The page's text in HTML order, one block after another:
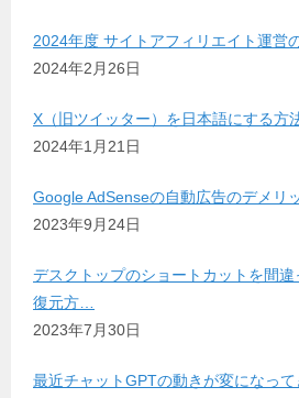
2024年度 サイトアフィリエイト運営
2024年2月26日
X（旧ツイッター）を日本語にする方
2024年1月21日
Google AdSenseの自動広告のデメリ
2023年9月24日
デスクトップのショートカットを間
復元方…
2023年7月30日
最近チャットGPTの動きが変になって